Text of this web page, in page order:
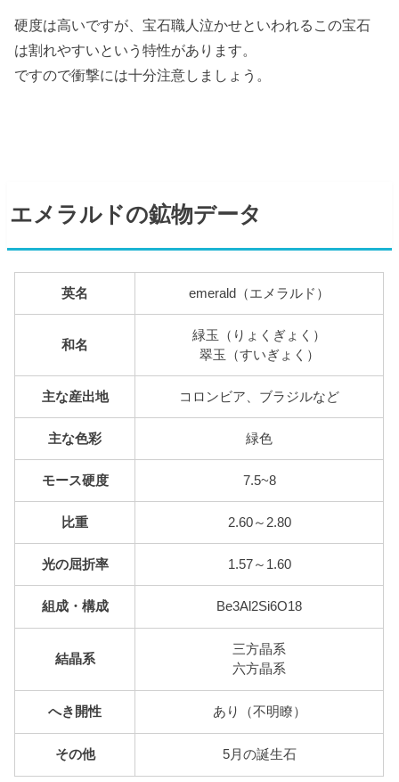
硬度は高いですが、宝石職人泣かせといわれるこの宝石
は割れやすいという特性があります。
ですので衝撃には十分注意しましょう。
エメラルドの鉱物データ
英名 emerald（エメラルド）
和名
緑玉（りょくぎょく）
翠玉（すいぎょく）
主な産出地 コロンビア、ブラジルなど
主な色彩 緑色
モース硬度 7.5~8
比重 2.60～2.80
光の屈折率 1.57～1.60
組成・構成 Be3Al2Si6O18
結晶系
三方晶系
六方晶系
へき開性 あり（不明瞭）
その他 5月の誕生石